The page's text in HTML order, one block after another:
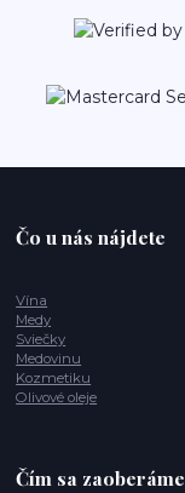
Čo u nás nájdete
Vína
Medy
Sviečky
Medovinu
Kozmetiku
Olivové oleje
Čím sa zaoberáme